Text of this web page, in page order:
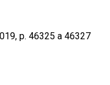
p. 46325 a 46327